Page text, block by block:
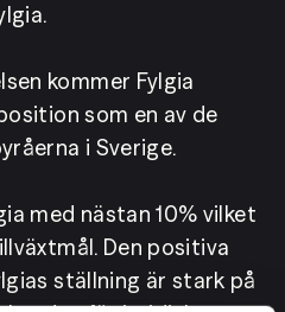
kommer Fylgia
som en av de
i Sverige.
med nästan 10% vilket
Den positiva
ställning är stark på